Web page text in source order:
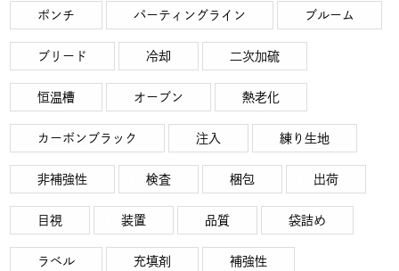
ポンチ パーティングライン ブルーム
ブリード 冷却 二次加硫
恒温槽 オーブン 熱老化
カーボンブラック 注入 練り生地
非補強性 検査 梱包 出荷
目視 装置 品質 袋詰め
ラベル 充填剤 補強性